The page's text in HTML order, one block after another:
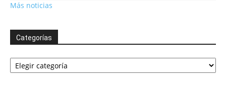
Más noticias
Categorías
Categorías